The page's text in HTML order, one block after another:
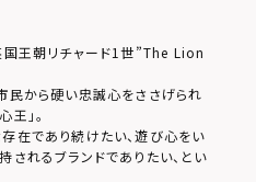
国王朝リチャード1世”The Lion
民から硬い忠誠心をささげられ
」。
在であり続けたい、遊び心をい
されるブランドでありたい、とい